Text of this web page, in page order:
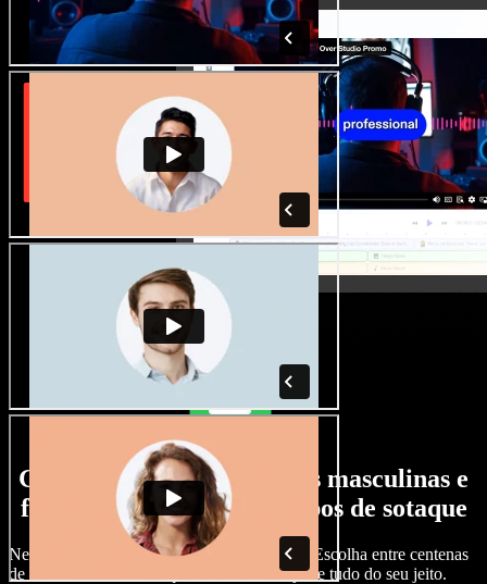
Grande variedade de vozes masculinas e
femininas, com todos os tipos de sotaque
Nenhum projeto precisa soar igual ao outro. Escolha entre centenas
de vozes com IA e sotaques diferentes e ajuste tudo do seu jeito.